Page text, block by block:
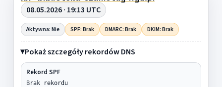
08.05.2026 · 19:13 UTC
Aktywna: Nie SPF: Brak DMARC: Brak DKIM: Brak
Pokaż szczegóły rekordów DNS
Rekord SPF
Brak rekordu